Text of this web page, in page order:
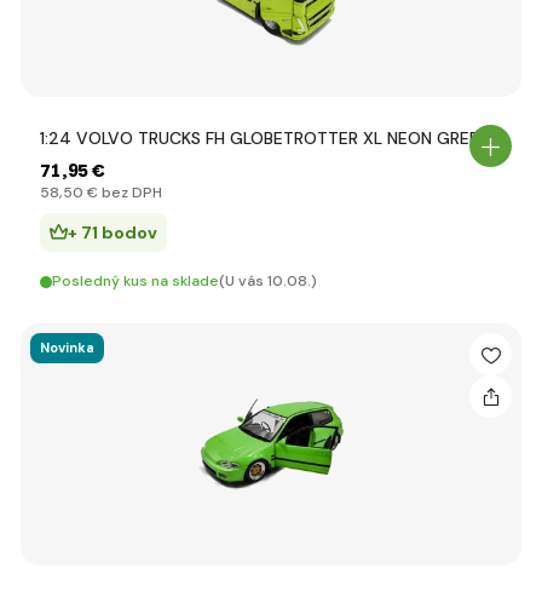
1:24 VOLVO TRUCKS FH GLOBETROTTER XL NEON GREEN
71,95 €
58,50 € bez DPH
+ 71 bodov
Posledný kus na sklade(U vás 10.08.)
Novinka